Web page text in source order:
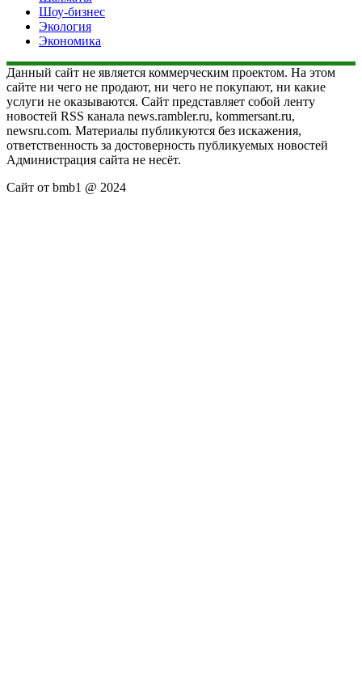
Шоу-бизнес
Экология
Экономика
Данный сайт не является коммерческим проектом. На этом
сайте ни чего не продают, ни чего не покупают, ни какие
услуги не оказываются. Сайт представляет собой ленту
новостей RSS канала news.rambler.ru, kommersant.ru,
newsru.com. Материалы публикуются без искажения,
ответственность за достоверность публикуемых новостей
Администрация сайта не несёт.
Сайт от bmb1 @ 2024